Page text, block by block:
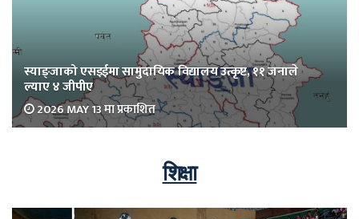
स्याङ्जाको एसइईमा सामुदायिक विद्यालय उत्कृष्ट, ११ जनाले
ल्याए ४ जीपीए
2026 MAY 13 मा प्रकाशित
शिक्षा